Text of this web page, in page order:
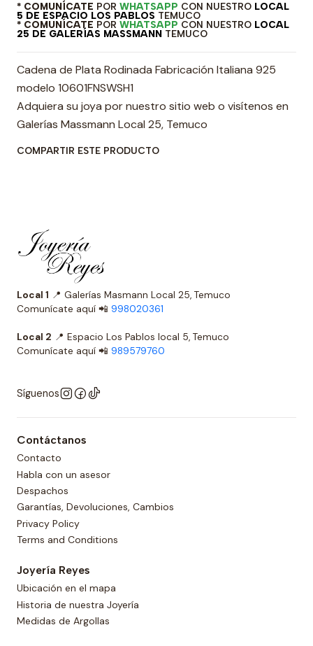
* COMUNÍCATE POR WHATSAPP CON NUESTRO LOCAL
5 DE ESPACIO LOS PABLOS TEMUCO
* COMUNÍCATE POR WHATSAPP CON NUESTRO LOCAL
25 DE GALERÍAS MASSMANN TEMUCO
Cadena de Plata Rodinada Fabricación Italiana 925
modelo 10601FNSWSH1
Adquiera su joya por nuestro sitio web o visítenos en
Galerías Massmann Local 25, Temuco
COMPARTIR ESTE PRODUCTO
Local 1 📍 Galerías Masmann Local 25, Temuco
Comunícate aquí 📲 998020361
Local 2 📍 Espacio Los Pablos local 5, Temuco
Comunícate aquí 📲 989579760
Síguenos
Contáctanos
Contacto
Habla con un asesor
Despachos
Garantías, Devoluciones, Cambios
Privacy Policy
Terms and Conditions
Joyería Reyes
Ubicación en el mapa
Historia de nuestra Joyería
Medidas de Argollas